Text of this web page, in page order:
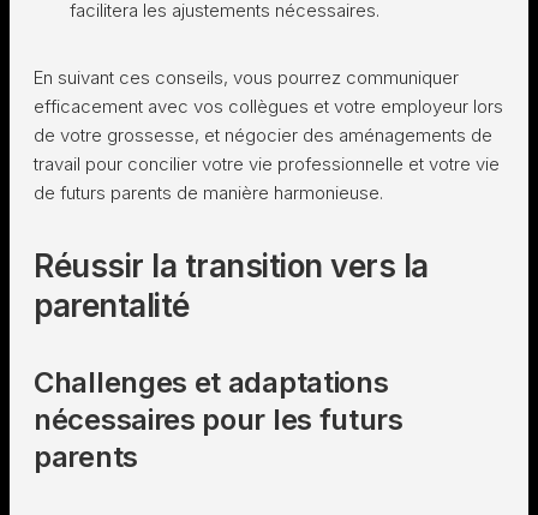
facilitera les ajustements nécessaires.
En suivant ces conseils, vous pourrez communiquer
efficacement avec vos collègues et votre employeur lors
de votre grossesse, et négocier des aménagements de
travail pour concilier votre vie professionnelle et votre vie
de futurs parents de manière harmonieuse.
Réussir la transition vers la
parentalité
Challenges et adaptations
nécessaires pour les futurs
parents